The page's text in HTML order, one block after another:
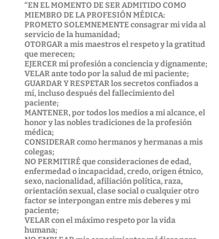
“EN EL MOMENTO DE SER ADMITIDO COMO
MIEMBRO DE LA PROFESIÓN MÉDICA:
PROMETO SOLEMNEMENTE consagrar mi vida al
servicio de la humanidad;
OTORGAR a mis maestros el respeto y la gratitud
que merecen;
EJERCER mi profesión a conciencia y dignamente;
VELAR ante todo por la salud de mi paciente;
GUARDAR Y RESPETAR los secretos confiados a
mí, incluso después del fallecimiento del
paciente;
MANTENER, por todos los medios a mi alcance, el
honor y las nobles tradiciones de la profesión
médica;
CONSIDERAR como hermanos y hermanas a mis
colegas;
NO PERMITIRÉ que consideraciones de edad,
enfermedad o incapacidad, credo, origen étnico,
sexo, nacionalidad, afiliación política, raza,
orientación sexual, clase social o cualquier otro
factor se interpongan entre mis deberes y mi
paciente;
VELAR con el máximo respeto por la vida
humana;